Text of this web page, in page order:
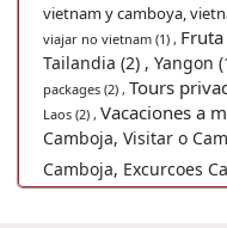
vietnam y camboya,
viajar no vietnam (1) ,
Tailandia (2) , Yangon
packages (2) , Tours
Laos (2) , Vacaciones a
Camboja, Visitar o
Camboja, Excurcoes
Viajes